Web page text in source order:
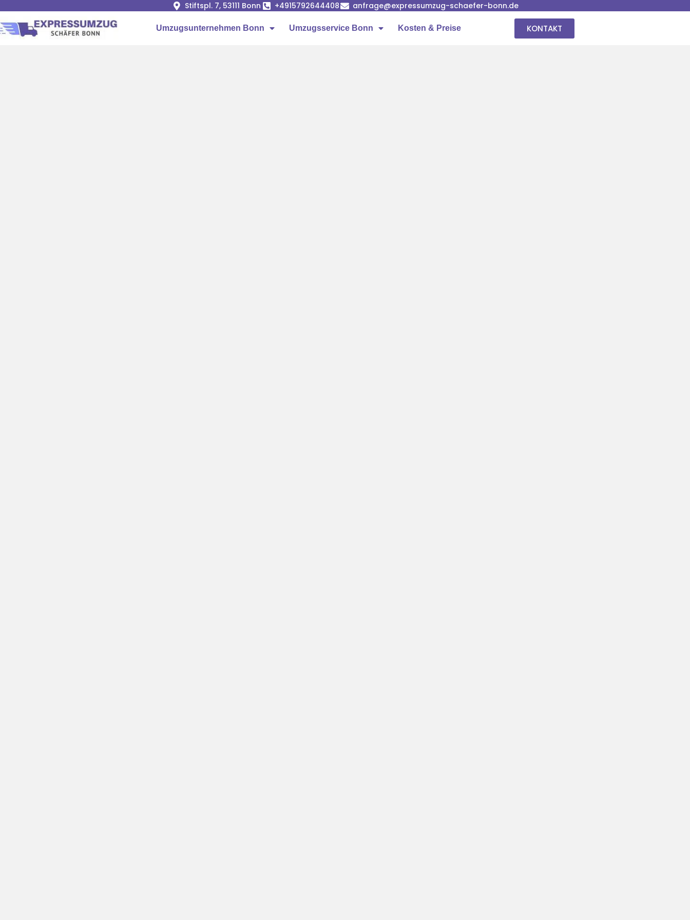
Stiftspl. 7, 53111 Bonn +4915792644408 anfrage@expressumzug-schaefer-bonn.de
Umzugsunternehmen Bonn Umzugsservice Bonn Kosten & Preise KONTAKT